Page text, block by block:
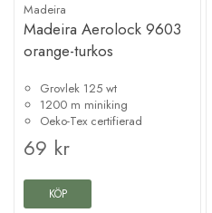
Madeira
Madeira Aerolock 9603
orange-turkos
Grovlek 125 wt
1200 m miniking
Oeko-Tex certifierad
69 kr
KÖP